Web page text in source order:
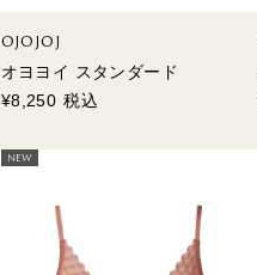
OJOJOJ
オヨヨイ スタンダード
¥8,250 税込
NEW